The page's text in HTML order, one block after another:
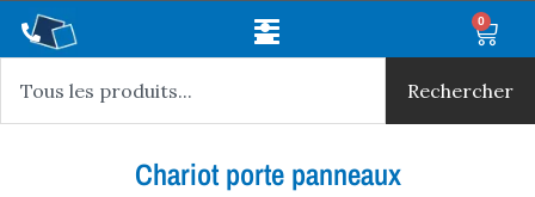
Aller
contenu
Main
0
Rechercher
Chariot porte panneaux